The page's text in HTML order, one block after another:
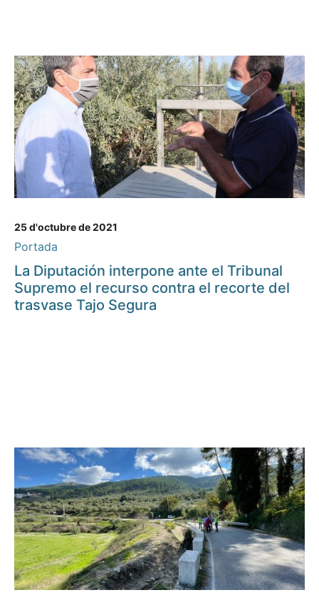
25 d'octubre de 2021
Portada
La Diputación interpone ante el Tribunal
Supremo el recurso contra el recorte del
trasvase Tajo Segura